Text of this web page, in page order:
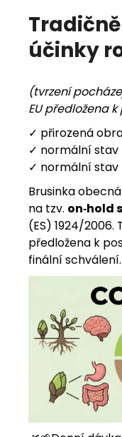
účinky
(tvrzení
EU předložena
✓ přirozená
✓ normální stav
✓ normální stav
Brusinka
na tzv. on‑hold
(ES) 1924/
předložena k
finální schválení.